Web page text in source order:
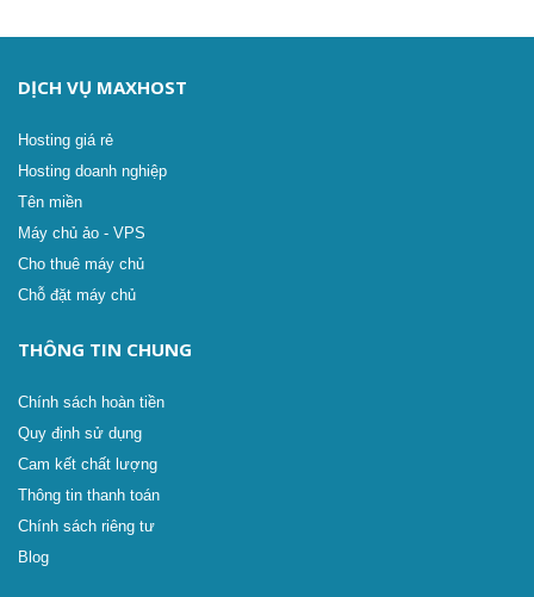
DỊCH VỤ MAXHOST
Hosting giá rẻ
Hosting doanh nghiệp
Tên miền
Máy chủ ảo - VPS
Cho thuê máy chủ
Chỗ đặt máy chủ
THÔNG TIN CHUNG
Chính sách hoàn tiền
Quy định sử dụng
Cam kết chất lượng
Thông tin thanh toán
Chính sách riêng tư
Blog